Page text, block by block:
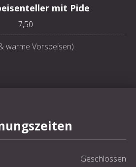
mit Pide
7,50
warme Vorspeisen)
Geschlossen